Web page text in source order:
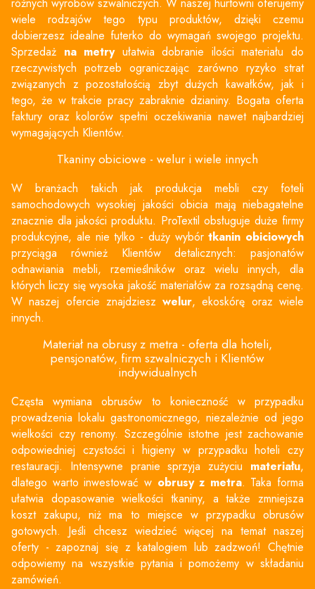
różnych wyrobów szwalniczych. W naszej hurtowni oferujemy
wiele rodzajów tego typu produktów, dzięki czemu
dobierzesz idealne futerko do wymagań swojego projektu.
Sprzedaż na metryułatwia dobranie ilości materiału do
rzeczywistych potrzeb ograniczając zarówno ryzyko strat
związanych z pozostałością zbyt dużych kawałków, jak i
tego, że w trakcie pracy zabraknie dzianiny. Bogata oferta
faktury oraz kolorów spełni oczekiwania nawet najbardziej
wymagających Klientów.
Tkaniny obiciowe - welur i wiele innych
W branżach takich jak produkcja mebli czy foteli
samochodowych wysokiej jakości obicia mają niebagatelne
znacznie dla jakości produktu. ProTextil obsługuje duże firmy
produkcyjne, ale nie tylko - duży wybórtkanin obiciowych
przyciąga również Klientów detalicznych: pasjonatów
odnawiania mebli, rzemieślników oraz wielu innych, dla
których liczy się wysoka jakość materiałów za rozsądną cenę.
W naszej ofercie znajdzieszwelur, ekoskórę oraz wiele
innych.
Materiał na obrusy z metra - oferta dla hoteli,
pensjonatów, firm szwalniczych i Klientów
indywidualnych
Częsta wymiana obrusów to konieczność w przypadku
prowadzenia lokalu gastronomicznego, niezależnie od jego
wielkości czy renomy. Szczególnie istotne jest zachowanie
odpowiedniej czystości i higieny w przypadku hoteli czy
restauracji. Intensywne pranie sprzyja zużyciu materiału,
dlatego warto inwestować w obrusy z metra. Taka forma
ułatwia dopasowanie wielkości tkaniny, a także zmniejsza
koszt zakupu, niż ma to miejsce w przypadku obrusów
gotowych. Jeśli chcesz wiedzieć więcej na temat naszej
oferty - zapoznaj się z katalogiem lub zadzwoń! Chętnie
odpowiemy na wszystkie pytania i pomożemy w składaniu
zamówień.